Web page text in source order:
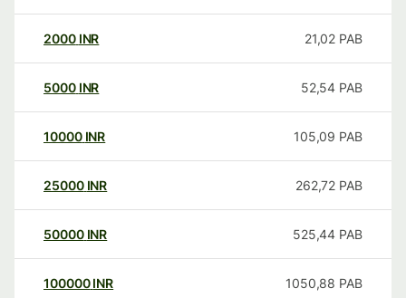
2000 INR 21,02 PAB
5000 INR 52,54 PAB
10000 INR 105,09 PAB
25000 INR 262,72 PAB
50000 INR 525,44 PAB
100000 INR 1050,88 PAB